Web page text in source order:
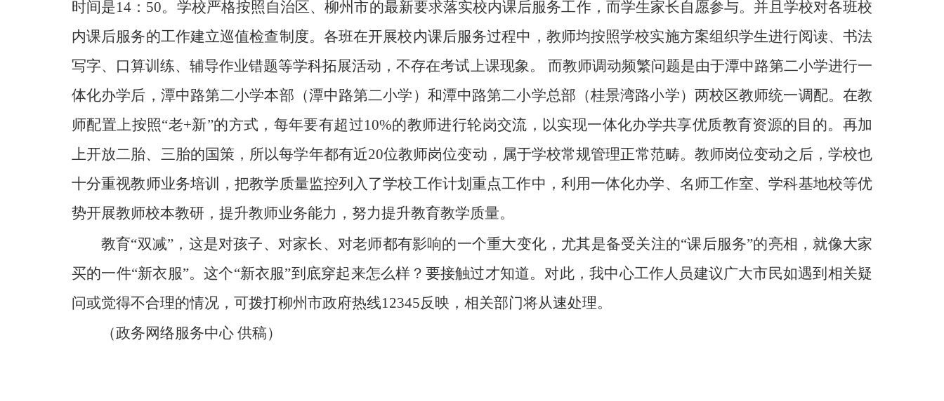
时间是14：50。学校严格按照自治区、柳州市的最新要求落实校内课后服务工作，而学生家长自愿参与。并且学校对各班校
内课后服务的工作建立巡值检查制度。各班在开展校内课后服务过程中，教师均按照学校实施方案组织学生进行阅读、书法
写字、口算训练、辅导作业错题等学科拓展活动，不存在考试上课现象。 而教师调动频繁问题是由于潭中路第二小学进行一
体化办学后，潭中路第二小学本部（潭中路第二小学）和潭中路第二小学总部（桂景湾路小学）两校区教师统一调配。在教
师配置上按照“老+新”的方式，每年要有超过10%的教师进行轮岗交流，以实现一体化办学共享优质教育资源的目的。再加
上开放二胎、三胎的国策，所以每学年都有近20位教师岗位变动，属于学校常规管理正常范畴。教师岗位变动之后，学校也
十分重视教师业务培训，把教学质量监控列入了学校工作计划重点工作中，利用一体化办学、名师工作室、学科基地校等优
势开展教师校本教研，提升教师业务能力，努力提升教育教学质量。
教育“双减”，这是对孩子、对家长、对老师都有影响的一个重大变化，尤其是备受关注的“课后服务”的亮相，就像大家
买的一件“新衣服”。这个“新衣服”到底穿起来怎么样？要接触过才知道。对此，我中心工作人员建议广大市民如遇到相关疑
问或觉得不合理的情况，可拨打柳州市政府热线12345反映，相关部门将从速处理。
（政务网络服务中心 供稿）